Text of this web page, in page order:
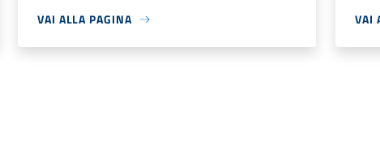
VAI ALLA PAGINA VAI